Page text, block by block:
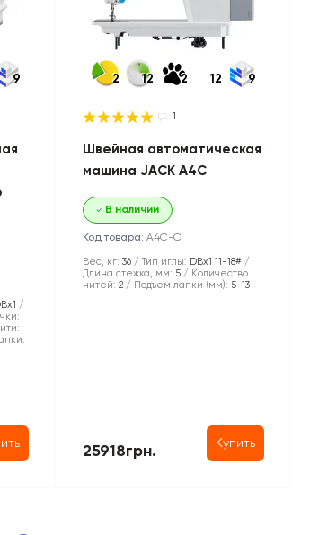
9 2 12 2 12 9
1
Швейная автоматическая
машина JACK A4C
В наличии
Код товара: A4C-С
Вес, кг: 36 Тип иглы: DBx1 11-18#
Длина стежка, мм: 5
Количество
нитей: 2 Подъем лапки (мм): 5-13
25918грн. Купить